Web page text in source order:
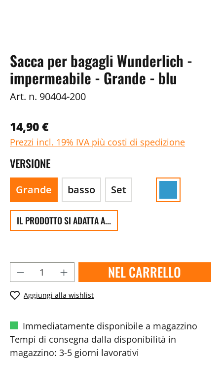
Sacca per bagagli Wunderlich -
impermeabile - Grande - blu
Art. n. 90404-200
14,90 €
Prezzi incl. 19% IVA più costi di spedizione
VERSIONE
Grande basso Set
IL PRODOTTO SI ADATTA A...
NEL CARRELLO
Aggiungi alla wishlist
Immediatamente disponibile a magazzino
Tempi di consegna dalla disponibilità in
magazzino: 3-5 giorni lavorativi